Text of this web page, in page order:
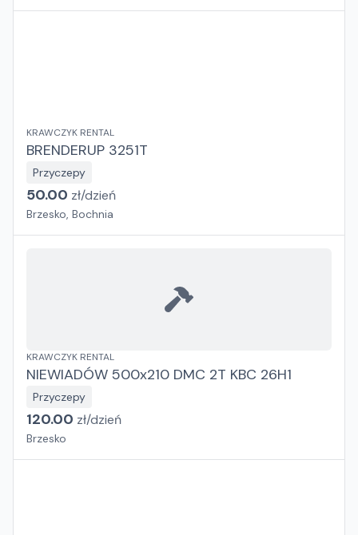
KRAWCZYK RENTAL
BRENDERUP 3251T
Przyczepy
50.00 zł/dzień
Brzesko, Bochnia
KRAWCZYK RENTAL
NIEWIADÓW 500x210 DMC 2T KBC 26H1
Przyczepy
120.00 zł/dzień
Brzesko